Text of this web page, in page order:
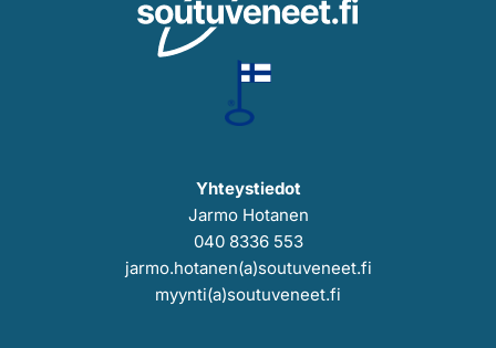
Yhteystiedot
Jarmo Hotanen
040 8336 553
jarmo.hotanen(a)soutuveneet.fi
myynti(a)soutuveneet.fi